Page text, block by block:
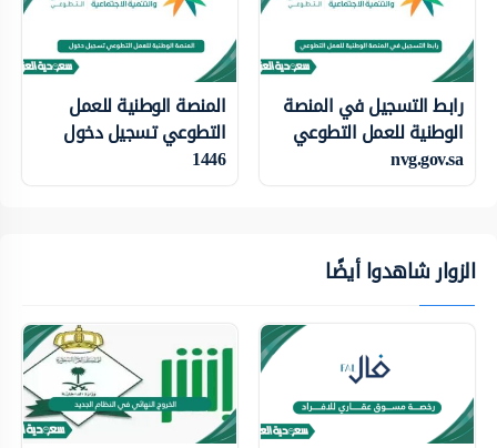
رابط التسجيل في المنصة
الوطنية للعمل التطوعي
nvg.gov.sa
المنصة الوطنية للعمل
التطوعي تسجيل دخول
1446
الزوار شاهدوا أيضًا